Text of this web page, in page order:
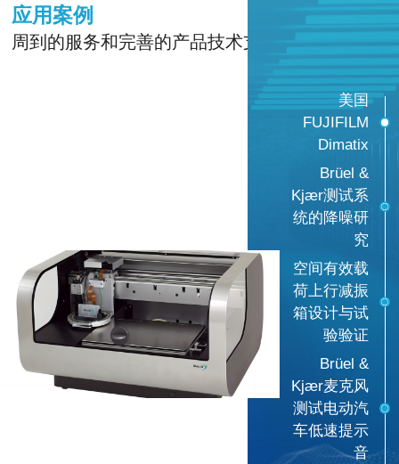
应用案例
周到的服务和完善的产品技术支持
美国
FUJIFILM
Dimatix
Brüel &
Kjær测试系
统的降噪研
究
空间有效载
荷上行减振
箱设计与试
验验证
Brüel &
Kjær麦克风
测试电动汽
车低速提示
音